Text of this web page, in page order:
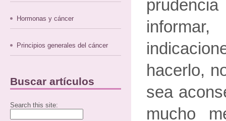
Hormonas y cáncer
Principios generales del cáncer
Buscar artículos
Search this site:
hacerlo,
sea
mucho